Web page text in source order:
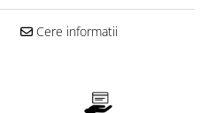
Cere informatii